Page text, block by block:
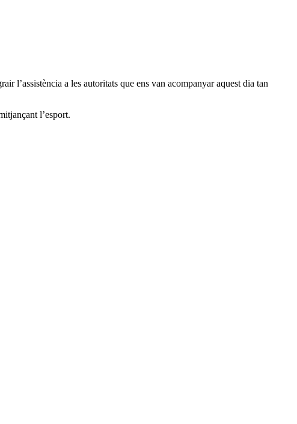
l’assistència a les autoritats que ens van acompanyar aquest dia tan
l’esport.